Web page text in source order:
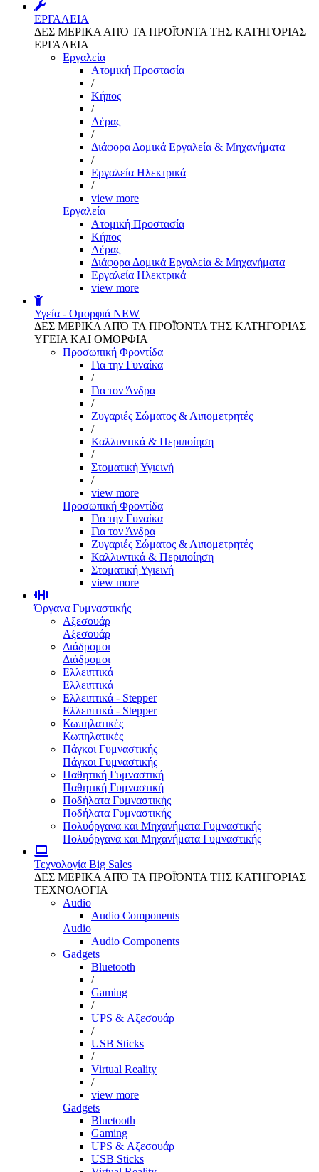
ΕΡΓΑΛΕΙΑ
ΔΕΣ ΜΕΡΙΚΑ ΑΠΌ ΤΑ ΠΡΟΪΌΝΤΑ ΤΗΣ ΚΑΤΗΓΟΡΙΑΣ
ΕΡΓΑΛΕΙΑ
Εργαλεία
Aτομική Προστασία
/
Kήπος
/
Αέρας
/
Διάφορα Δομικά Εργαλεία & Μηχανήματα
/
Εργαλεία Ηλεκτρικά
/
view more
Εργαλεία
Aτομική Προστασία
Kήπος
Αέρας
Διάφορα Δομικά Εργαλεία & Μηχανήματα
Εργαλεία Ηλεκτρικά
view more
Υγεία - Ομορφιά NEW
ΔΕΣ ΜΕΡΙΚΑ ΑΠΌ ΤΑ ΠΡΟΪΌΝΤΑ ΤΗΣ ΚΑΤΗΓΟΡΙΑΣ
ΥΓΕΙΑ ΚΑΙ ΟΜΟΡΦΙΑ
Προσωπική Φροντίδα
Για την Γυναίκα
/
Για τον Άνδρα
/
Ζυγαριές Σώματος & Λιπομετρητές
/
Καλλυντικά & Περιποίηση
/
Στοματική Υγιεινή
/
view more
Προσωπική Φροντίδα
Για την Γυναίκα
Για τον Άνδρα
Ζυγαριές Σώματος & Λιπομετρητές
Καλλυντικά & Περιποίηση
Στοματική Υγιεινή
view more
Όργανα Γυμναστικής
Αξεσουάρ
Αξεσουάρ
Διάδρομοι
Διάδρομοι
Ελλειπτικά
Ελλειπτικά
Ελλειπτικά - Stepper
Ελλειπτικά - Stepper
Κωπηλατικές
Κωπηλατικές
Πάγκοι Γυμναστικής
Πάγκοι Γυμναστικής
Παθητική Γυμναστική
Παθητική Γυμναστική
Ποδήλατα Γυμναστικής
Ποδήλατα Γυμναστικής
Πολυόργανα και Μηχανήματα Γυμναστικής
Πολυόργανα και Μηχανήματα Γυμναστικής
Τεχνολογία Big Sales
ΔΕΣ ΜΕΡΙΚΑ ΑΠΌ ΤΑ ΠΡΟΪΌΝΤΑ ΤΗΣ ΚΑΤΗΓΟΡΙΑΣ
ΤΕΧΝΟΛΟΓΙΑ
Audio
Audio Components
Audio
Audio Components
Gadgets
Bluetooth
/
Gaming
/
UPS & Αξεσουάρ
/
USB Sticks
/
Virtual Reality
/
view more
Gadgets
Bluetooth
Gaming
UPS & Αξεσουάρ
USB Sticks